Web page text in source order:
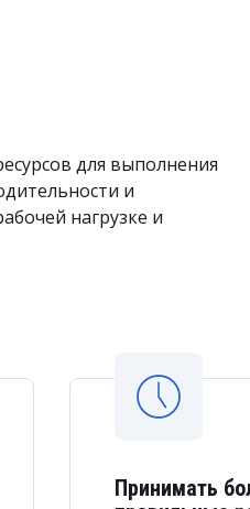
для выполнения
и
нагрузке и
Принимать